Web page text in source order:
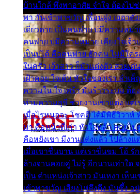
บ้านใกล้ พึ่งพาอาศัย จำใจ ต้องไปช่
พา กันเข้าพาขวัญ เพื่อนฝูง เฮฮาดั
เดียวดาย เป็นคนพ่าย บ่มีความหมา
คนพ่าย บ่มีความหมาย เคียงใจเจ้า
เป็นบ่ได้ คือคนพ่าย ฮักคน ไม่มีใค
ในครัว เจ้าสาว ก็มัวแต่งตัว สวยเด่
เฝ้าคอย ใจเต้น หัวใจของเรา ลำเ
ความใน ใจ เศร้า มันร้าวระบม ต้
ท่ามความสุขี ช่วยงานเขาแต่ง แต่
เมื่อไรหนอจะ โชคดี ได้มีพิธีวิวาห์
มา คือหน้าที่เก่า หัวใจหล้า คอยไป
คือหยังเขา มีงานแต่งแล้ว ไปล้างแ
เมื่อเขาชื่นบาน แต่เราขื่นขม โอ้ รั
ล้างจานคอยคู่ ไม่รู้ อีกนานเท่าใด
เป็น ตำแหน่งเจ้าสาว มันเหงา เห็
เข้าพาขวัญ เสียงโห่ตึงตึง มันซึ้ง อ